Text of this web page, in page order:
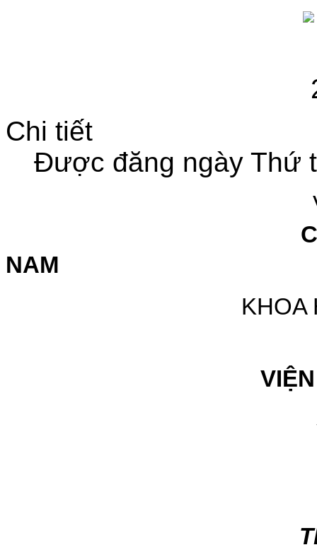
Chi tiết
Được đăng ngày Thứ
VIỆN
NAM
KHOA HỌC
Số: